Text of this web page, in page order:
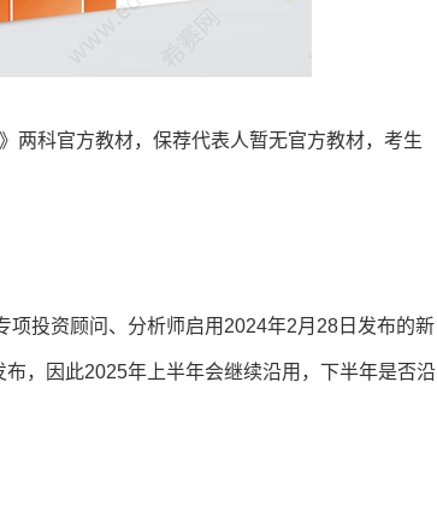
两科官方教材，保荐代表人暂无官方教材，考生
投资顾问、分析师启用2024年2月28日发布的新
，因此2025年上半年会继续沿用，下半年是否沿